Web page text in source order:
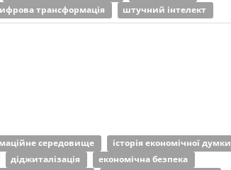
трансформація штучний інтелект
середовище
історія економічної думки
діджиталізація
економічна безпека